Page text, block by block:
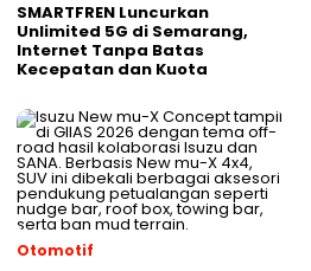
SMARTFREN Luncurkan
Unlimited 5G di Semarang,
Internet Tanpa Batas
Kecepatan dan Kuota
Otomotif